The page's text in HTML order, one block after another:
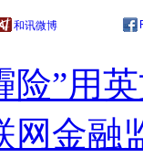
和讯微博
险”用
网金融